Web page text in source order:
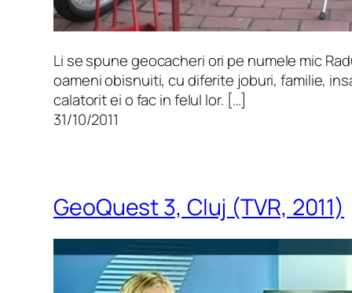
Li se spune geocacheri ori pe numele mic
oameni obisnuiti, cu diferite joburi, familie,
calatorit ei o fac in felul lor. […]
31/10/2011
GeoQuest 3, Cluj (TVR, 2011)